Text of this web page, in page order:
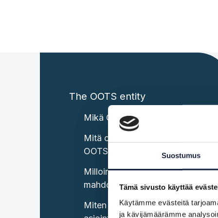
Suostumus
Tämä sivusto käyttää
Käytämme evästeitä
ja kävijämäärämme
The OOTS entity
Mikä OOTS on?
Mitä ovat Suomen keskitetyt
OOTS-komponentit?
Milloin asiointipalvelun tulee
mahdollistaa OOTS:n käyttö?
Miten tiedot haetaan